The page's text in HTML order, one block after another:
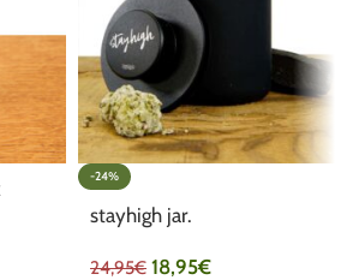
-24%
stayhigh jar.
24,95€ 18,95€